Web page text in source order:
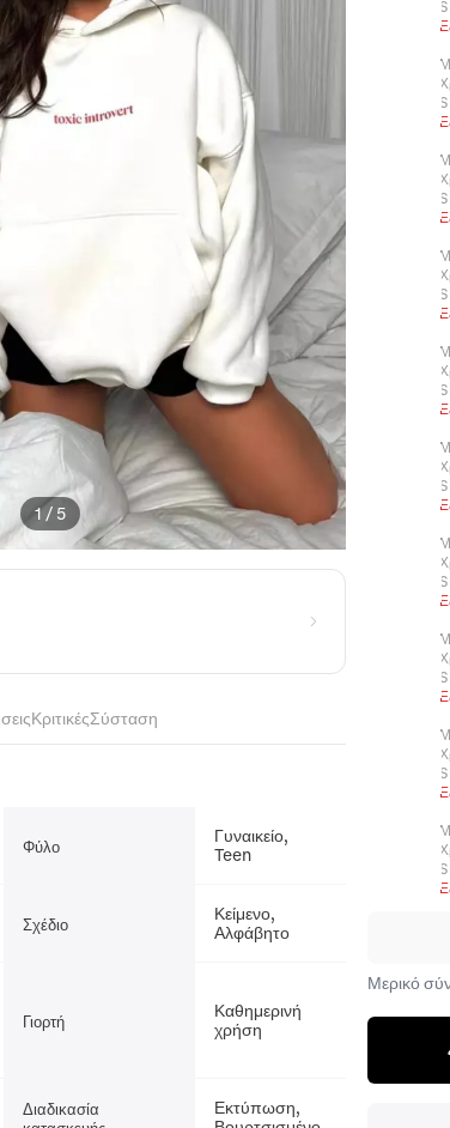
1/ 5
ΚριτικέςΣύσταση
Φύλο
Γυναικείο,
Teen
Σχέδιο
Κείμενο,
Αλφάβητο
Γιορτή
Καθημερινή
χρήση
Διαδικασία
Εκτύπωση,
Μερικό